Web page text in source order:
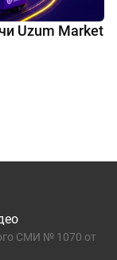
Uzum Market
СМИ № 1070 от